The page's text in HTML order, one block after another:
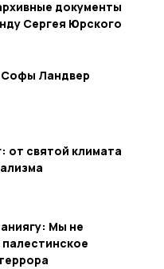
документы
Сергея Юрского
Ландвер
от святой климата
Мы не